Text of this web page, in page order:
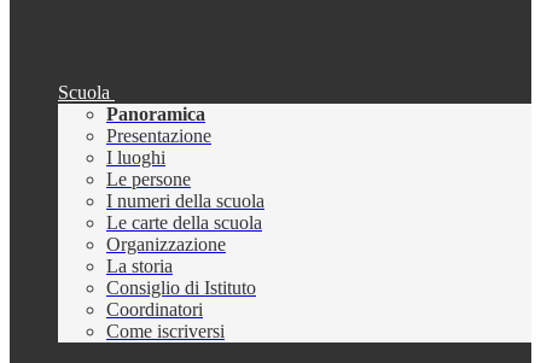
Scuola
Panoramica
Presentazione
I luoghi
Le persone
I numeri della scuola
Le carte della scuola
Organizzazione
La storia
Consiglio di Istituto
Coordinatori
Come iscriversi